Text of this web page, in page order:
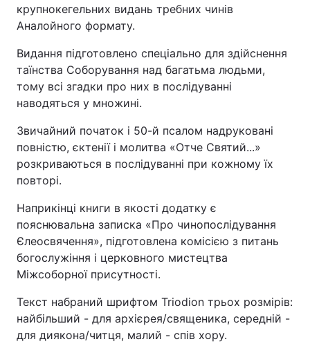
крупнокегельних видань требних чинів
Аналойного формату.
Видання підготовлено спеціально для здійснення
таїнства Соборування над багатьма людьми,
тому всі згадки про них в послідуванні
наводяться у множині.
Звичайний початок і 50-й псалом надруковані
повністю, єктенії і молитва «Отче Святий...»
розкриваються в послідуванні при кожному їх
повторі.
Наприкінці книги в якості додатку є
пояснювальна записка «Про чинопослідування
Єлеосвячення», підготовлена комісією з питань
богослужіння і церковного мистецтва
Міжсоборної присутності.
Текст набраний шрифтом Triodion трьох розмірів:
найбільший - для архієрея/священика, середній -
для диякона/читця, малий - спів хору.